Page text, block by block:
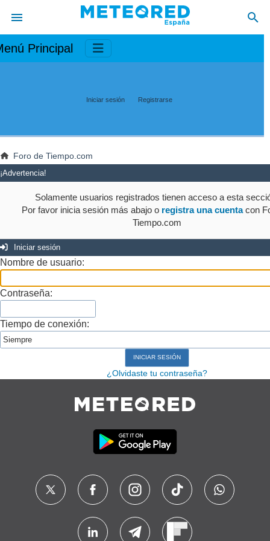
Principal
Iniciar sesión Registrarse
Foro de Tiempo.com
¡Advertencia!
Solamente usuarios registrados tienen acceso a esta
Por favor inicia sesión más abajo o registra una cuentacon
Tiempo.com
Iniciar sesión
Nombre de usuario:
Contraseña:
Tiempo de conexión:
¿Olvidaste tu contraseña?